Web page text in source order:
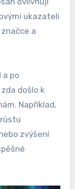
ukazateli
a
po
došlo k
Například,
zvýšení